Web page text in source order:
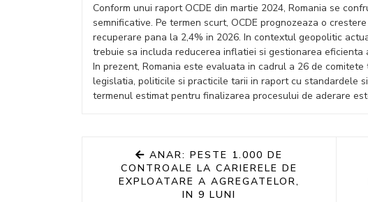
Conform unui raport OCDE din martie 2024, Romania se
semnificative. Pe termen scurt, OCDE prognozeaza o
recuperare pana la 2,4% in 2026. In contextul geopolitic
trebuie sa includa reducerea inflatiei si gestionarea eficienta
In prezent, Romania este evaluata in cadrul a 26 de
legislatia, politicile si practicile tarii in raport cu standardele
termenul estimat pentru finalizarea procesului de aderare
ANAR: PESTE 1.000 DE
CONTROALE LA CARIERELE DE
EXPLOATARE A AGREGATELOR,
IN 9 LUNI